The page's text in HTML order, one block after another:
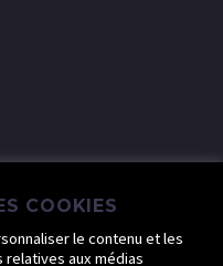
COOKIES
le contenu et les
aux médias